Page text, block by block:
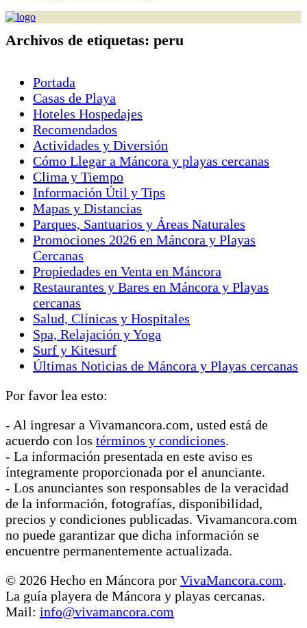
Archivos de etiquetas: peru
Portada
Casas de Playa
Hoteles Hospedajes
Recomendados
Actividades y Diversión
Cómo Llegar a Máncora y playas cercanas
Clima y Tiempo
Información Útil y Tips
Mapas y Distancias
Parques, Santuarios y Áreas Naturales
Promociones 2026 en Máncora y Playas
Cercanas
Propiedades en Venta en Máncora
Restaurantes y Bares en Máncora y Playas
cercanas
Salud, Clínicas y Hospitales
Spa, Relajación y Yoga
Surf y Kitesurf
Últimas Noticias de Máncora y Playas cercanas
Por favor lea esto:
- Al ingresar a Vivamancora.com, usted está de
acuerdo con los términos y condiciones.
- La información presentada en este aviso es
íntegramente proporcionada por el anunciante.
- Los anunciantes son responsables de la veracidad
de la información, fotografías, disponibilidad,
precios y condiciones publicadas. Vivamancora.com
no puede garantizar que dicha información se
encuentre permanentemente actualizada.
© 2026 Hecho en Máncora por VivaMancora.com.
La guía playera de Máncora y playas cercanas.
Mail: info@vivamancora.com